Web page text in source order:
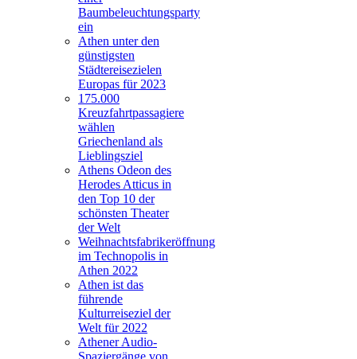
Baumbeleuchtungsparty
ein
Athen unter den
günstigsten
Städtereisezielen
Europas für 2023
175.000
Kreuzfahrtpassagiere
wählen
Griechenland als
Lieblingsziel
Athens Odeon des
Herodes Atticus in
den Top 10 der
schönsten Theater
der Welt
Weihnachtsfabrikeröffnung
im Technopolis in
Athen 2022
Athen ist das
führende
Kulturreiseziel der
Welt für 2022
Athener Audio-
Spaziergänge von